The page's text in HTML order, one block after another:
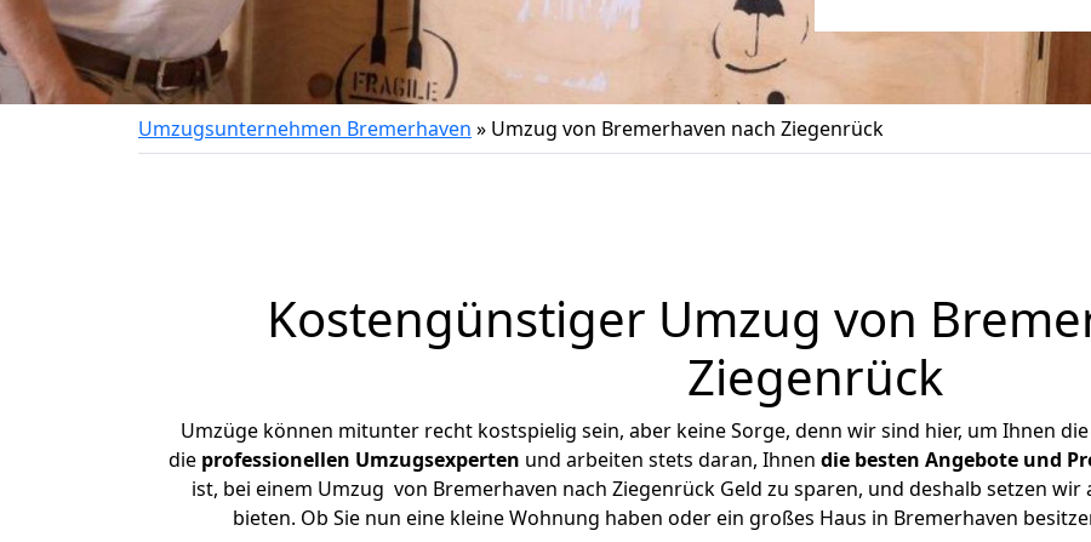
Umzugsunternehmen Bremerhaven » Umzug von Bremerhaven nach Ziegenrück
Kostengünstiger Umzug von
Ziegenrück
Umzüge können mitunter recht kostspielig sein, aber keine Sorge, denn wir sind hier, um Ihnen die
die professionellen Umzugsexperten und arbeiten stets daran, Ihnen die besten Angebote und
ist, bei einem Umzug von Bremerhaven nach Ziegenrück Geld zu sparen, und deshalb setzen wir
bieten. Ob Sie nun eine kleine Wohnung haben oder ein großes Haus in Bremerhaven